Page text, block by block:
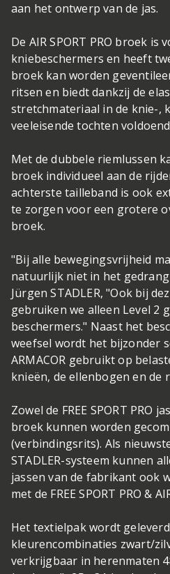
aan het ontwerp van de jas.
De AIR SPORT PRO broek is
kniebeschermers en heeft
broek kan worden
ritsen en biedt dankzij de
stretchmateriaal in de knie-,
veeleisende tochten
Met de dubbele riemlussen
broek individueel aan de
achterste tailleband is ook
te zorgen voor een grotere
broek.
"Bij alle bewegingsvrijheid
natuurlijk niet in het
Jürgen STADLER, "Ook bij
gebruiken we alleen Level 2
beschermers." Naast het
weefsel wordt het bijzonder
ARMACOR gebruikt op
knieën, de ellenbogen en de
Zowel de FREE SPORT PRO
broek kunnen worden
(verbindingsrits). Als
STADLER-systeem kunnen
jassen van de fabrikant ook
met de FREE SPORT PRO &
Het textielpak wordt
kleurencombinaties zwart/
verkrijgbaar in herenmaten